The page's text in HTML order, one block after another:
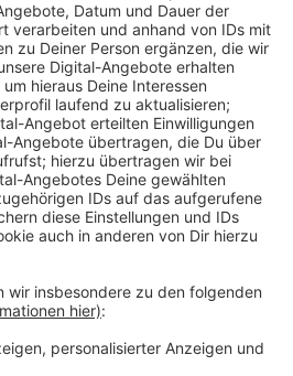
um 19:30 Uhr, wir
zum Thema: